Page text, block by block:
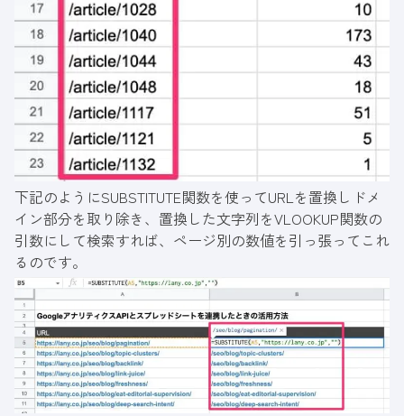
下記のようにSUBSTITUTE関数を使ってURLを置換しドメ
イン部分を取り除き、置換した文字列をVLOOKUP関数の
引数にして検索すれば、ページ別の数値を引っ張ってこれ
るのです。